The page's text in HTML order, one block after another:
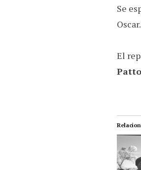
Se
Oscar.
El